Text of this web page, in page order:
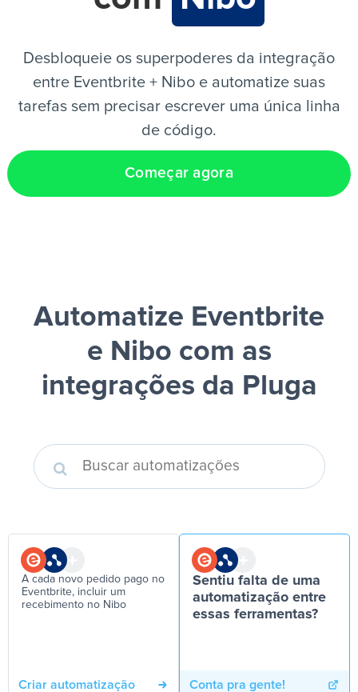
Desbloqueie os superpoderes da integração
entre Eventbrite + Nibo e automatize suas
tarefas sem precisar escrever uma única linha
de código.
Começar agora
Automatize Eventbrite
e Nibo com as
integrações da Pluga
A cada novo pedido pago no
Eventbrite, incluir um
recebimento no Nibo
Criar automatização
Sentiu falta de uma
automatização entre
essas ferramentas?
Conta pra gente!